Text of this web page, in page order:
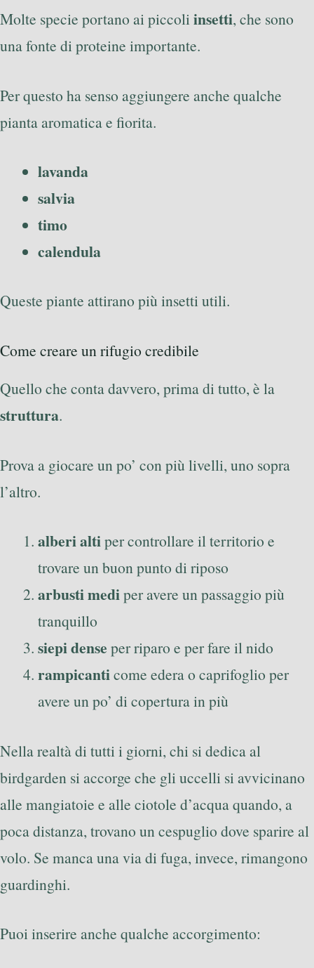
Molte specie portano ai piccoliinsetti, che sono
una fonte di proteine importante.
Per questo ha senso aggiungere anche qualche
pianta aromatica e fiorita.
lavanda
salvia
timo
calendula
Queste piante attirano più insetti utili.
Come creare un rifugio credibile
Quello che conta davvero, prima di tutto, è la
struttura.
Prova a giocare un po’ con più livelli, uno sopra
l’altro.
alberi altiper controllare il territorio e
trovare un buon punto di riposo
arbusti mediper avere un passaggio più
tranquillo
siepi dense per riparo e per fare il nido
rampicanticome edera o caprifoglio per
avere un po’ di copertura in più
Nella realtà di tutti i giorni, chi si dedica al
birdgarden si accorge che gli uccelli si avvicinano
alle mangiatoie e alle ciotole d’acqua quando, a
poca distanza, trovano un cespuglio dove sparire al
volo. Se manca una via di fuga, invece, rimangono
guardinghi.
Puoi inserire anche qualche accorgimento: